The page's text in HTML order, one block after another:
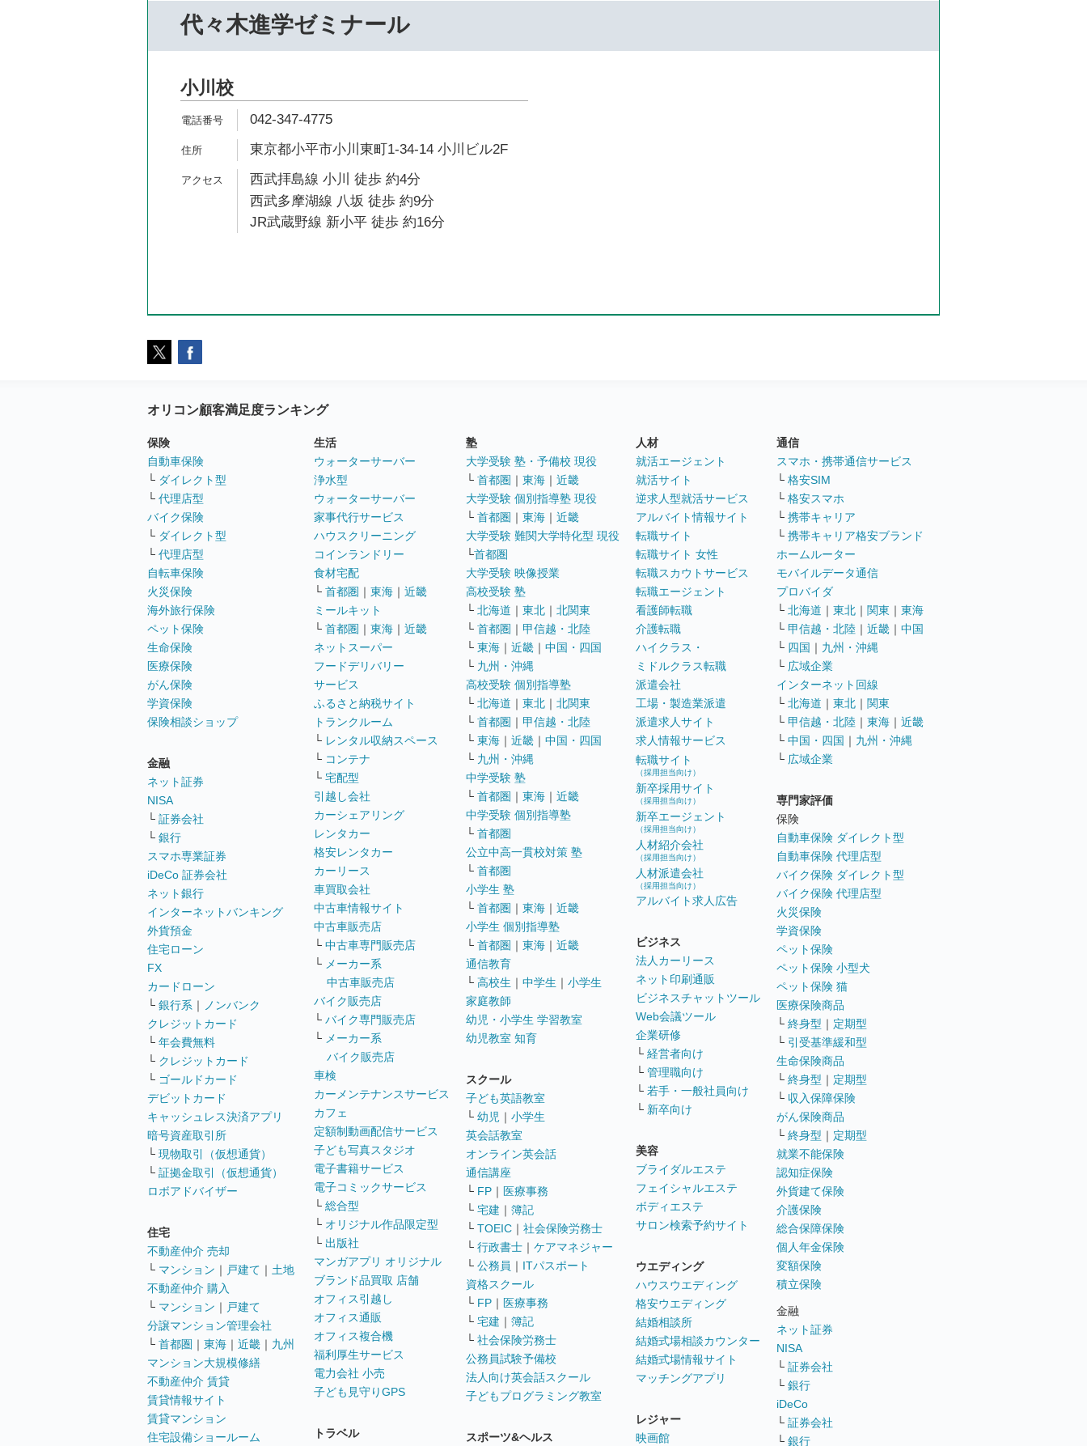
代々木進学ゼミナール
小川校
042-347-4775
東京都小平市小川東町1-34-14 小川ビル2F
西武拝島線 小川 徒歩 約4分
西武多摩湖線 八坂 徒歩 約9分
JR武蔵野線 新小平 徒歩 約16分
オリコン顧客満足度ランキング
保険
自動車保険
└ ダイレクト型
└ 代理店型
バイク保険
└ ダイレクト型
└ 代理店型
自転車保険
火災保険
海外旅行保険
ペット保険
生命保険
医療保険
がん保険
学資保険
保険相談ショップ
金融
ネット証券
NISA
└ 証券会社
└ 銀行
スマホ専業証券
iDeCo 証券会社
ネット銀行
インターネットバンキング
外貨預金
住宅ローン
FX
カードローン
└ 銀行系 ｜
ノンバンク
クレジットカード
└ 年会費無料
└ クレジットカード
└ ゴールドカード
デビットカード
キャッシュレス決済アプリ
暗号資産取引所
└ 現物取引（仮想通貨）
└ 証拠金取引（仮想通貨）
ロボアドバイザー
住宅
不動産仲介 売却
└ マンション ｜ 戸建て ｜ 土地
不動産仲介 購入
└ マンション ｜ 戸建て
分譲マンション管理会社
└ 首都圏 ｜ 東海 ｜ 近畿 ｜ 九州
マンション大規模修繕
不動産仲介 賃貸
賃貸情報サイト
賃貸マンション
住宅設備ショールーム
生活
ウォーターサーバー
浄水型
ウォーターサーバー
家事代行サービス
ハウスクリーニング
コインランドリー
食材宅配
└ 首都圏 ｜ 東海 ｜ 近畿
ミールキット
└ 首都圏 ｜ 東海 ｜ 近畿
ネットスーパー
フードデリバリー
サービス
ふるさと納税サイト
トランクルーム
└ レンタル収納スペース
└ コンテナ
└ 宅配型
引越し会社
カーシェアリング
レンタカー
格安レンタカー
カーリース
車買取会社
中古車情報サイト
中古車販売店
└ 中古車専門販売店
└ メーカー系
中古車販売店
バイク販売店
└ バイク専門販売店
└ メーカー系
バイク販売店
車検
カーメンテナンスサービス
カフェ
定額制動画配信サービス
子ども写真スタジオ
電子書籍サービス
電子コミックサービス
└ 総合型
└ オリジナル作品限定型
└ 出版社
マンガアプリ オリジナル
ブランド品買取 店舗
オフィス引越し
オフィス通販
オフィス複合機
福利厚生サービス
電力会社 小売
子ども見守りGPS
トラベル
塾
大学受験 塾・予備校 現役
└ 首都圏 ｜ 東海 ｜ 近畿
大学受験 個別指導塾 現役
└ 首都圏 ｜ 東海 ｜ 近畿
大学受験 難関大学特化型 現役
└首都圏
大学受験 映像授業
高校受験 塾
└ 北海道 ｜ 東北 ｜ 北関東
└ 首都圏 ｜ 甲信越・北陸
└ 東海 ｜ 近畿 ｜ 中国・四国
└ 九州・沖縄
高校受験 個別指導塾
└ 北海道 ｜ 東北 ｜ 北関東
└ 首都圏 ｜ 甲信越・北陸
└ 東海 ｜ 近畿 ｜ 中国・四国
└ 九州・沖縄
中学受験 塾
└ 首都圏 ｜ 東海 ｜ 近畿
中学受験 個別指導塾
└ 首都圏
公立中高一貫校対策 塾
└ 首都圏
小学生 塾
└ 首都圏 ｜ 東海 ｜ 近畿
小学生 個別指導塾
└ 首都圏 ｜ 東海 ｜ 近畿
通信教育
└ 高校生 ｜ 中学生 ｜ 小学生
家庭教師
幼児・小学生 学習教室
幼児教室 知育
スクール
子ども英語教室
└ 幼児 ｜ 小学生
英会話教室
オンライン英会話
通信講座
└ FP ｜ 医療事務
└ 宅建 ｜ 簿記
└ TOEIC ｜ 社会保険労務士
└ 行政書士 ｜ ケアマネジャー
└ 公務員 ｜ ITパスポート
資格スクール
└ FP ｜ 医療事務
└ 宅建 ｜ 簿記
└ 社会保険労務士
公務員試験予備校
法人向け英会話スクール
子どもプログラミング教室
スポーツ&ヘルス
人材
就活エージェント
就活サイト
逆求人型就活サービス
アルバイト情報サイト
転職サイト
転職サイト 女性
転職スカウトサービス
転職エージェント
看護師転職
介護転職
ハイクラス・
ミドルクラス転職
派遣会社
工場・製造業派遣
派遣求人サイト
求人情報サービス
転職サイト
（採用担当向け）
新卒採用サイト
（採用担当向け）
新卒エージェント
（採用担当向け）
人材紹介会社
（採用担当向け）
人材派遣会社
（採用担当向け）
アルバイト求人広告
ビジネス
法人カーリース
ネット印刷通販
ビジネスチャットツール
Web会議ツール
企業研修
└ 経営者向け
└ 管理職向け
└ 若手・一般社員向け
└ 新卒向け
美容
ブライダルエステ
フェイシャルエステ
ボディエステ
サロン検索予約サイト
ウエディング
ハウスウエディング
格安ウエディング
結婚相談所
結婚式場相談カウンター
結婚式場情報サイト
マッチングアプリ
レジャー
映画館
通信
スマホ・携帯通信サービス
└ 格安SIM
└ 格安スマホ
└ 携帯キャリア
└ 携帯キャリア格安ブランド
ホームルーター
モバイルデータ通信
プロバイダ
└ 北海道 ｜ 東北 ｜ 関東 ｜ 東海
└ 甲信越・北陸 ｜ 近畿 ｜ 中国
└ 四国 ｜ 九州・沖縄
└ 広域企業
インターネット回線
└ 北海道 ｜ 東北 ｜ 関東
└ 甲信越・北陸 ｜ 東海 ｜ 近畿
└ 中国・四国 ｜ 九州・沖縄
└ 広域企業
専門家評価
保険
自動車保険 ダイレクト型
自動車保険 代理店型
バイク保険 ダイレクト型
バイク保険 代理店型
火災保険
学資保険
ペット保険
ペット保険 小型犬
ペット保険 猫
医療保険商品
└ 終身型 ｜ 定期型
└ 引受基準緩和型
生命保険商品
└ 終身型 ｜ 定期型
└ 収入保障保険
がん保険商品
└ 終身型 ｜ 定期型
就業不能保険
認知症保険
外貨建て保険
介護保険
総合保障保険
個人年金保険
変額保険
積立保険
金融
ネット証券
NISA
└ 証券会社
└ 銀行
iDeCo
└ 証券会社
└ 銀行